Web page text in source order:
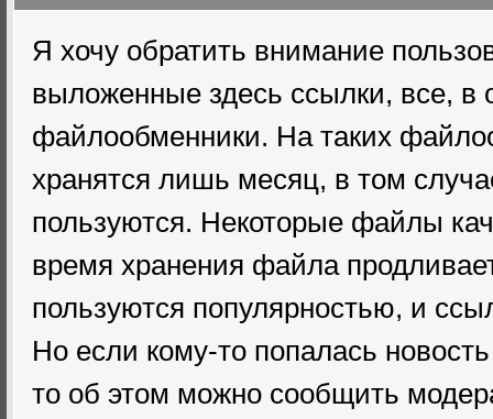
Я хочу обратить внимание
выложенные здесь ссылки, все, в
файлообменники. На таких
хранятся лишь месяц, в том
пользуются. Некоторые файлы
время хранения файла
пользуются популярностью, и
Но если кому-то попалась
то об этом можно сообщить